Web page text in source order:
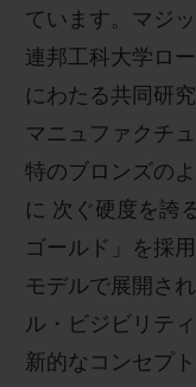
ています。マジ
連邦工科大学ロ
にわたる共同研
マニュファクチ
特のブロンズの
に 次ぐ硬度を誇
ゴールド」を採
モデルで展開さ
ル・ビジビリテ
新的なコンセプ